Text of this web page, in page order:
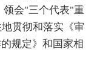
领会"三个代表"重
贯彻和落实《审
规定》和国家相